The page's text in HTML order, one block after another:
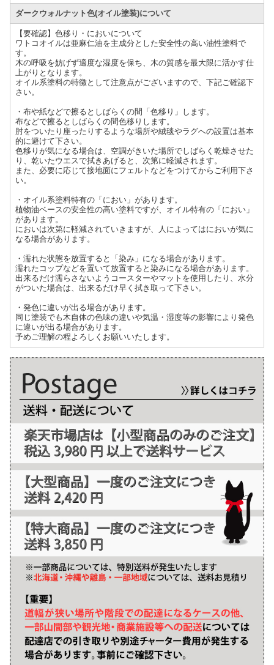
ダークウォルナット色(オイル塗装)について
【要確認】色移り・においについて
ワトコオイルは亜麻仁油を主成分とした安全性の高い油性塗料で
す。
木の呼吸を妨げず適度な湿度を保ち、木の質感を最大限に活かす仕
上がりとなります。
オイル系塗料の特徴として注意点がございますので、下記ご確認下
さい。
・布や紙などで擦るとしばらくの間「色移り」します。
布などで擦るとしばらくの間色移りします。
肘をついたり座ったりするような場所や絨毯やラグへの設置は基本
的に避けて下さい。
色移りが気になる場合は、空調がきいた場所でしばらく乾燥させた
り、乾いたウエスで拭きあげると、次第に軽減されます。
また、必要に応じて接地面にフェルトなどをつけてからご利用下さ
い。
・オイル系塗料特有の「におい」があります。
植物油ベースの安全性の高い塗料ですが、オイル特有の「におい」
があります。
においは次第に軽減されていきますが、人によってはにおいが気に
なる場合があります。
・濡れた状態を放置すると「染み」になる場合があります。
濡れたコップなどを置いて放置すると染みになる場合があります。
出来るだけ濡らさないようコースターやマットを使用したり、水分
がついた場合は、出来るだけ早く拭き取って下さい。
・発色に違いが出る場合があります。
同じ塗装でも木自体の色味の違いや気温・湿度等の影響により発色
に違いが出る場合があります。
予めご理解の程よろしくお願いいたします。